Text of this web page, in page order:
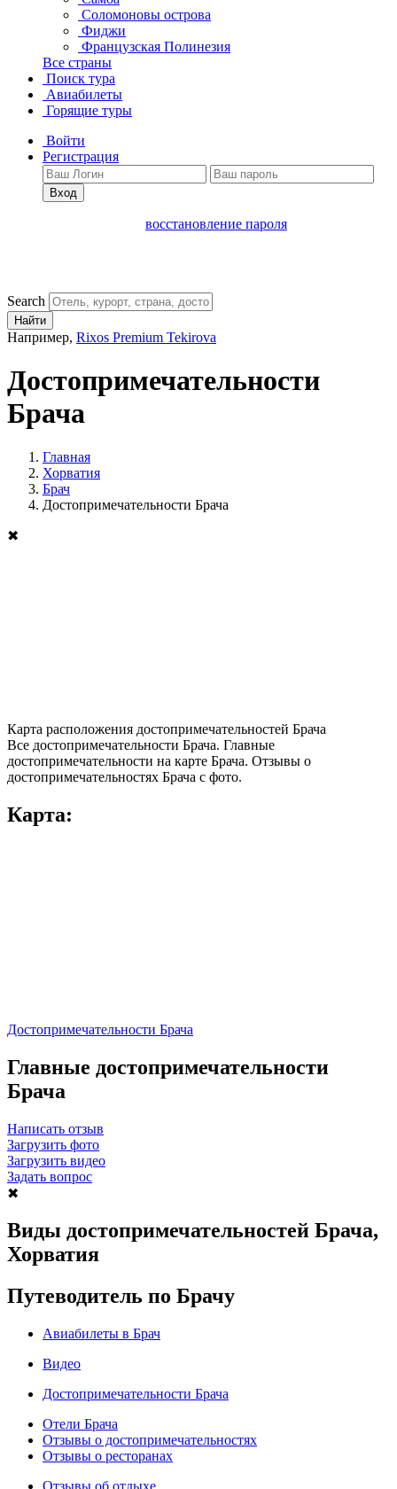
Соломоновы острова
Фиджи
Французская Полинезия
Все страны
Поиск тура
Авиабилеты
Горящие туры
Войти
Регистрация
Вход
восстановление пароля
Search
Найти
Например, Rixos Premium Tekirova
Достопримечательности
Брача
Главная
Хорватия
Брач
Достопримечательности Брача
✖
Карта расположения достопримечательностей Брача
Все достопримечательности Брача. Главные
достопримечательности на карте Брача. Отзывы о
достопримечательностях Брача с фото.
Карта:
Достопримечательности Брача
Главные достопримечательности
Брача
Написать отзыв
Загрузить фото
Загрузить видео
Задать вопрос
✖
Виды достопримечательностей Брача,
Хорватия
Путеводитель по Брачу
Авиабилеты в Брач
Видео
Достопримечательности Брача
Отели Брача
Отзывы о достопримечательностях
Отзывы о ресторанах